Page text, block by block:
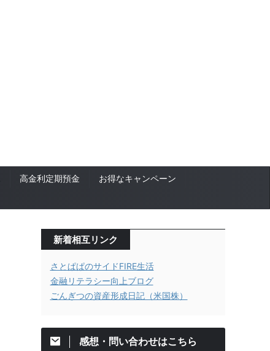
高金利定期預金
お得なキャンペーン
新着相互リンク
さとぱぱのサイドFIRE生活
金融リテラシー向上ブログ
ごんぎつの資産形成日記（米国株）
感想・問い合わせはこちら